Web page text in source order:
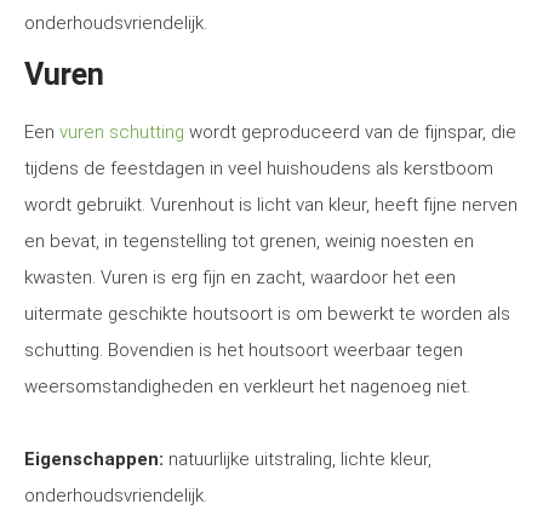
onderhoudsvriendelijk.
Vuren
Een vuren schutting wordt geproduceerd van de fijnspar, die
tijdens de feestdagen in veel huishoudens als kerstboom
wordt gebruikt. Vurenhout is licht van kleur, heeft fijne nerven
en bevat, in tegenstelling tot grenen, weinig noesten en
kwasten. Vuren is erg fijn en zacht, waardoor het een
uitermate geschikte houtsoort is om bewerkt te worden als
schutting. Bovendien is het houtsoort weerbaar tegen
weersomstandigheden en verkleurt het nagenoeg niet.
Eigenschappen: natuurlijke uitstraling, lichte kleur,
onderhoudsvriendelijk.